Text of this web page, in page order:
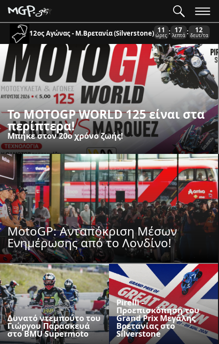
12ος Αγώνας - Μ.Βρετανία (Silverstone) 11
ώρες : 17
λεπτά : 11
δευτ/τα
To MOTOGP WORLD 125 είναι στα
περίπτερα!
Μπήκε στον 20ο χρόνο ζωής!
MotoGP: Ανταπόκριση Μέσων
Ενημέρωσης από το Λονδίνο!
Δυνατό ντεμπούτο του
Γιώργου Παρασκευά
στο BMU Supermoto
Pirelli -
Προεπισκόπηση του
Grand Prix Μεγάλης
Βρετανίας στο
Silverstone